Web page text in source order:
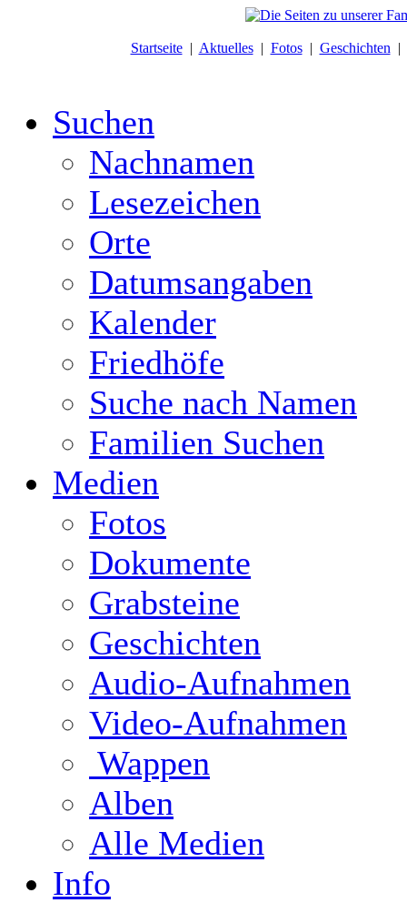
Startseite| Aktuelles| Fotos| Geschichten |
Suchen
Nachnamen
Lesezeichen
Orte
Datumsangaben
Kalender
Friedhöfe
Suche nach Namen
Familien Suchen
Medien
Fotos
Dokumente
Grabsteine
Geschichten
Audio-Aufnahmen
Video-Aufnahmen
Wappen
Alben
Alle Medien
Info